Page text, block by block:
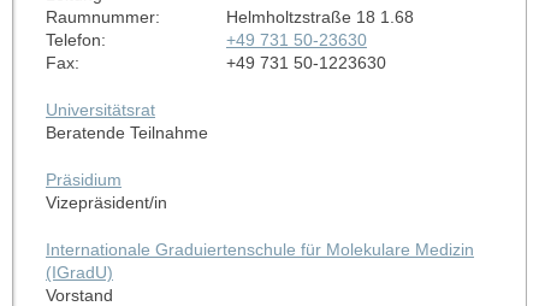
Raumnummer:
Helmholtzstraße 18 1.68
Telefon:
+49 731 50-23630
Fax:
+49 731 50-1223630
Universitätsrat
Beratende Teilnahme
Präsidium
Vizepräsident/in
Internationale Graduiertenschule für Molekulare Medizin
(IGradU)
Vorstand